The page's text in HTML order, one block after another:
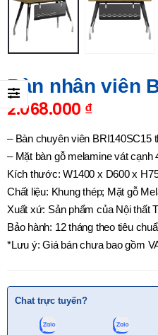
Bàn nhân viên
2.068.000 ₫
– Bàn chuyên viên BRI140SC15
– Mặt bàn gỗ melamine vát cạnh
Kích thước: W1400 x D600 x
Chất liệu: Khung thép; Mặt gỗ
Xuất xứ: Sản phẩm của Nội thất
Bảo hành: 12 tháng theo tiêu
*Lưu ý: Giá bán chưa bao gồm
Chat trực tuyến?